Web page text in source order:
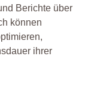
Berichte über
können
ihrer